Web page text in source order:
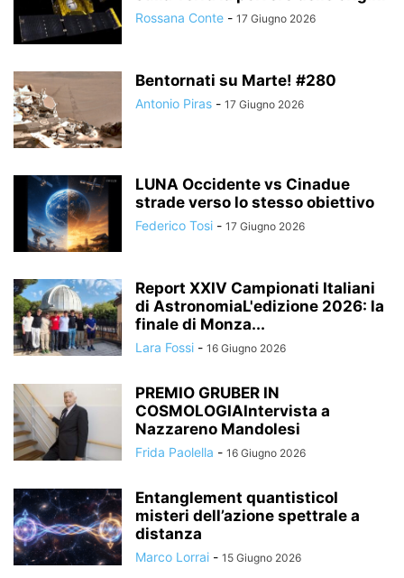
Rossana Conte - 17 Giugno 2026
Bentornati su Marte! #280
Antonio Piras - 17 Giugno 2026
LUNA Occidente vs Cinadue
strade verso lo stesso obiettivo
Federico Tosi - 17 Giugno 2026
Report XXIV Campionati Italiani
di AstronomiaL'edizione 2026: la
finale di Monza...
Lara Fossi - 16 Giugno 2026
PREMIO GRUBER IN
COSMOLOGIAIntervista a
Nazzareno Mandolesi
Frida Paolella - 16 Giugno 2026
Entanglement quantisticoI
misteri dell’azione spettrale a
distanza
Marco Lorrai - 15 Giugno 2026